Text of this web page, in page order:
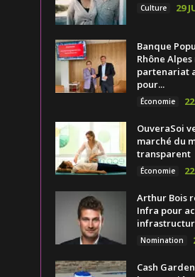
Culture 29
Banque
Rhône
partenariat
pour...
Économie
OuveraSoi
marché du
transparent
Économie
Arthur Bois
Infra pour
Nomination
Cash